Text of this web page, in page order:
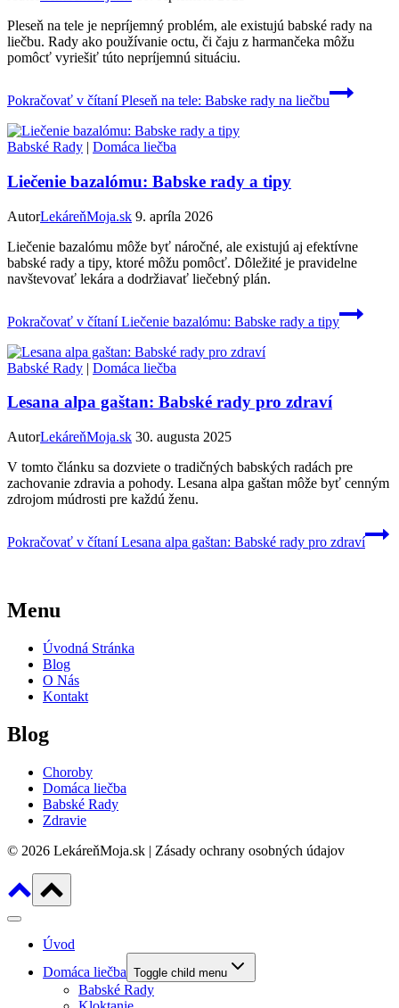
Pleseň na tele je nepríjemný problém, ale existujú babské rady na
liečbu. Rady ako používanie octu, či čaju z harmančeka môžu
pomôcť vyriešiť túto nepríjemnú situáciu.
Pokračovať v čítaníPleseň na tele: Babske rady na liečbu
Babské Rady | Domáca liečba
Liečenie bazalómu: Babske rady a tipy
AutorLekáreňMoja.sk 9. apríla 2026
Liečenie bazalómu môže byť náročné, ale existujú aj efektívne
babské rady a tipy, ktoré môžu pomôcť. Dôležité je pravidelne
navštevovať lekára a dodržiavať liečebný plán.
Pokračovať v čítaníLiečenie bazalómu: Babske rady a tipy
Babské Rady | Domáca liečba
Lesana alpa gaštan: Babské rady pro zdraví
AutorLekáreňMoja.sk 30. augusta 2025
V tomto článku sa dozviete o tradičných babských radách pre
zachovanie zdravia a pohody. Lesana alpa gaštan môže byť cenným
zdrojom múdrosti pre každú ženu.
Pokračovať v čítaníLesana alpa gaštan: Babské rady pro zdraví
Menu
Úvodná Stránka
Blog
O Nás
Kontakt
Blog
Choroby
Domáca liečba
Babské Rady
Zdravie
© 2026 LekáreňMoja.sk | Zásady ochrany osobných údajov
Úvod
Domáca liečba Toggle child menu
Babské Rady